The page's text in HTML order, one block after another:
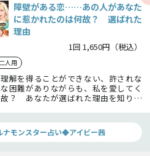
障壁がある恋……あの人があなた
に惹かれたのは何故？ 選ばれた
理由
1回 1,650円（税込）
二人用
解を得ることができない、許されな
困難がありながらも、私を愛してく
故？ あなたが選ばれた理由を知りま
ナモンスター占い◆アイビー茜